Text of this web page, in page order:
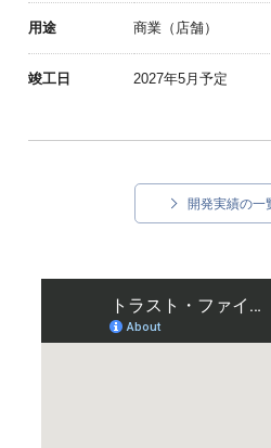
用途 商業（店舗）
竣工日 2027年5月予定
開発実績の一